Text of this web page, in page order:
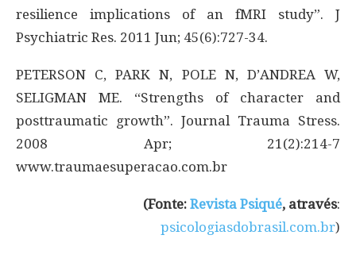
resilience implications of an fMRI study”. J
Psychiatric Res. 2011 Jun; 45(6):727-34.
PETERSON C, PARK N, POLE N, D’ANDREA W,
SELIGMAN ME. “Strengths of character and
posttraumatic growth”. Journal Trauma Stress.
2008 Apr; 21(2):214-7
www.traumaesuperacao.com.br
(Fonte: Revista Psiqué, através:
psicologiasdobrasil.com.br)